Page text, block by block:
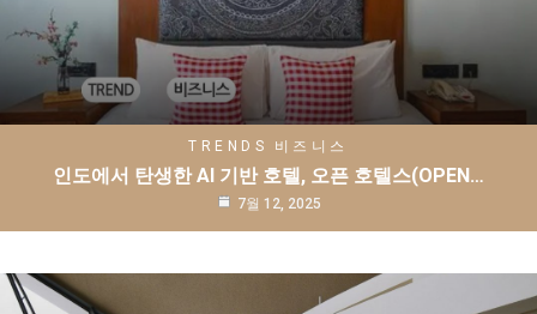
TRENDS 비즈니스
인도에서 탄생한 AI 기반 호텔, 오픈 호텔스(OPEN…
7월 12, 2025